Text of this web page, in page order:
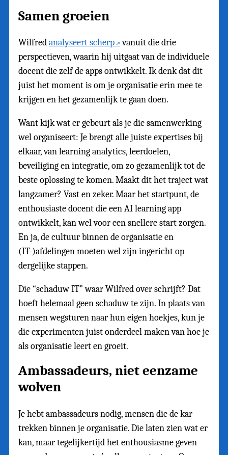
Samen groeien
Wilfredanalyseert scherp
vanuit die drie
perspectieven, waarin hij uitgaat van de individuele
docent die zelf de apps ontwikkelt. Ik denk dat dit
juist het moment is om je organisatie erin mee te
krijgen en het gezamenlijk te gaan doen.
Want kijk wat er gebeurt als je die samenwerking
wel organiseert: Je brengt alle juiste expertises bij
elkaar, van learning analytics, leerdoelen,
beveiliging en integratie, om zo gezamenlijk tot de
beste oplossing te komen. Maakt dit het traject wat
langzamer? Vast en zeker. Maar het startpunt, de
enthousiaste docent die een AI learning app
ontwikkelt, kan wel voor een snellere start zorgen.
En ja, de cultuur binnen de organisatie en
(IT-)afdelingen moeten wel zijn ingericht op
dergelijke stappen.
Die “schaduw IT” waar Wilfred over schrijft? Dat
hoeft helemaal geen schaduw te zijn. In plaats van
mensen wegsturen naar hun eigen hoekjes, kun je
die experimenten juist onderdeel maken van hoe je
als organisatie leert en groeit.
Ambassadeurs, niet eenzame
wolven
Je hebt ambassadeurs nodig, mensen die de kar
trekken binnen je organisatie. Die laten zien wat er
kan, maar tegelijkertijd het enthousiasme geven